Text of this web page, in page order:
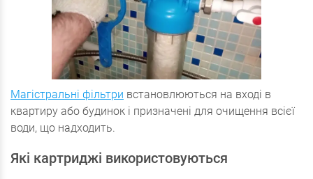
Магістральні фільтри встановлюються на вході в
квартиру або будинок і призначені для очищення всієї
води, що надходить.
Які картриджі використовуються